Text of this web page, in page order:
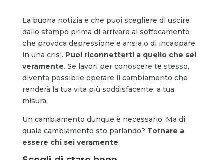
La buona notizia è che puoi scegliere di uscire
dallo stampo prima di arrivare al soffocamento
che provoca depressione e ansia o di incappare
in una crisi. Puoi riconnetterti a quello che sei
veramente. Se lavori per conoscere te stesso,
diventa possibile operare il cambiamento che
renderà la tua vita più soddisfacente, a tua
misura.
Un cambiamento dunque è necessario. Ma di
quale cambiamento sto parlando? Tornare a
essere chi sei veramente.